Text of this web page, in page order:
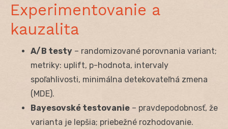
Experimentovanie a
kauzalita
A/B testy – randomizované porovnania variant;
metriky: uplift, p-hodnota, intervaly
spoľahlivosti, minimálna detekovateľná zmena
(MDE).
Bayesovské testovanie – pravdepodobnosť, že
varianta je lepšia; priebežné rozhodovanie.